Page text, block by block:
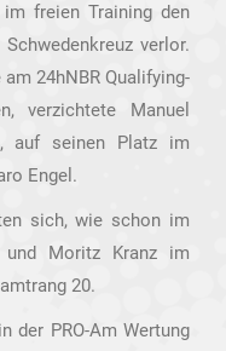
freien Training den
verlor.
24hNBR Qualifying-
verzichtete Manuel
auf seinen Platz im
Engel.
sich, wie schon im
und Moritz Kranz im
20.
der PRO-Am Wertung